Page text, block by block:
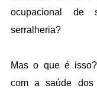
ocupacional de
serralheria?
Mas o que é
com a saúde dos